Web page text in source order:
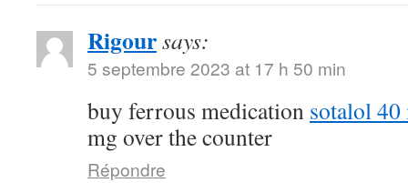
Rigoursays:
5 septembre 2023 at 17 h 50 min
buy ferrous medication sotalol
mg over the counter
Répondre